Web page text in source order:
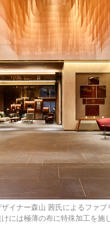
イナー森山 茜氏によるファ
には極薄の布に特殊加工を施